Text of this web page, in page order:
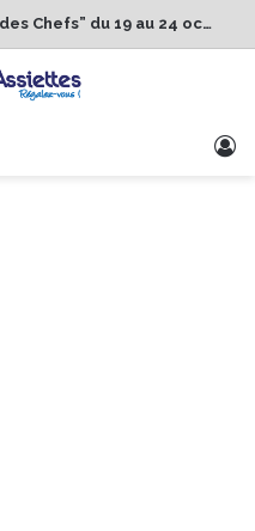
1er Édition de “La Semaine des Chefs” du 19 au 24 octobre 2026